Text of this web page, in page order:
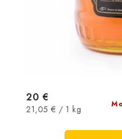
20 €
Jednotková
21,05 € / 1 kg